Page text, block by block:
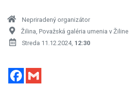
Nepriradený organizátor
Žilina, Považská galéria umenia v Žiline
Streda 11.12.2024, 12:30
Facebook